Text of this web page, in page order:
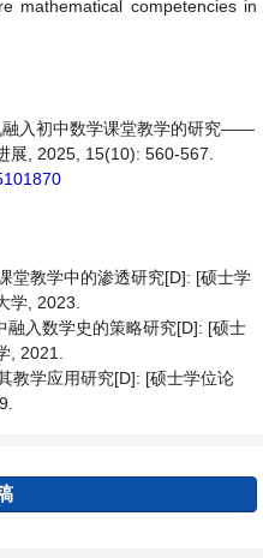
mathematical competencies in
融入初中数学课堂教学的研究——
展, 2025, 15(10): 560-567.
堂教学中的渗透研究[D]: [硕士学
学, 2023.
融入数学史的策略研究[D]: [硕士
, 2021.
教学应用研究[D]: [硕士学位论